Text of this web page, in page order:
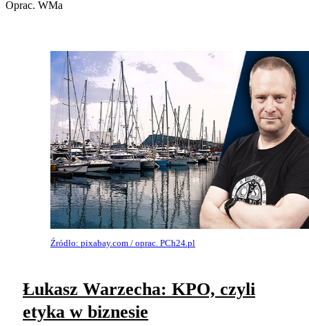
Oprac. WMa
Źródło: pixabay.com / oprac. PCh24.pl
Łukasz Warzecha: KPO, czyli
etyka w biznesie